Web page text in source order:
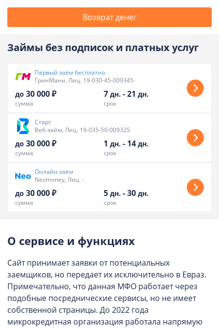
Возврат денег
Займы без подписок и платных услуг
Первый заём бесплатно
ГринМани, Лиц. 19-030-45-009345
до 30 000 ₽
сумма
7дн.-21 дн.
срок
Старт
Веб-займ, Лиц. 19-035-50-009325
до 30 000 ₽
сумма
1 дн.- 14дн.
срок
Онлайн заём
Neomoney, Лиц. -
до 30 000 ₽
сумма
5дн.-30дн.
срок
О сервисе и функциях
Сайт принимает заявки от потенциальных
заемщиков, но передает их исключительно в Евраз.
Примечательно, что данная МФО работает через
подобные посреднические сервисы, но не имеет
собственной страницы. До 2022 года
микрокредитная организация работала напрямую